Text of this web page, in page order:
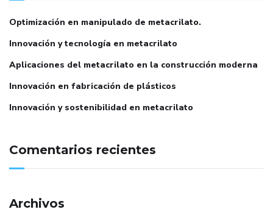
Optimización en manipulado de metacrilato.
Innovación y tecnología en metacrilato
Aplicaciones del metacrilato en la construcción moderna
Innovación en fabricación de plásticos
Innovación y sostenibilidad en metacrilato
Comentarios recientes
Archivos